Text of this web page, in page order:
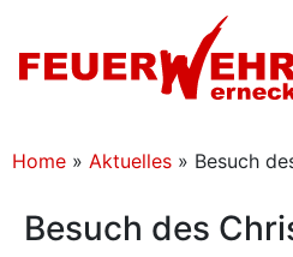
Home » Aktuelles » Besuch
Besuch des